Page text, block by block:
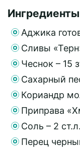
Аджика
Сливы
Чеснок – 15
Сахарный
Кориандр
Приправа
Соль – 2
Перец